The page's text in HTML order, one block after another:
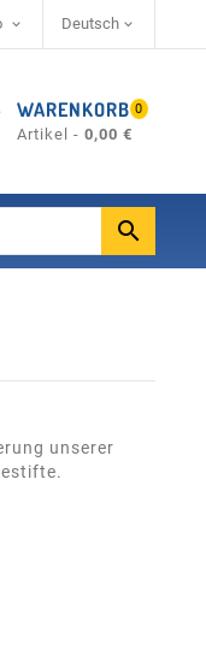
Deutsch 

WARENKORB 0
Artikel - 0,00 €

unserer